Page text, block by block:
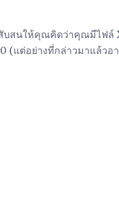
บสนให้คุณคิดว่าคุณมีไฟล์
(แต่อย่างที่กล่าวมาแล้วอ